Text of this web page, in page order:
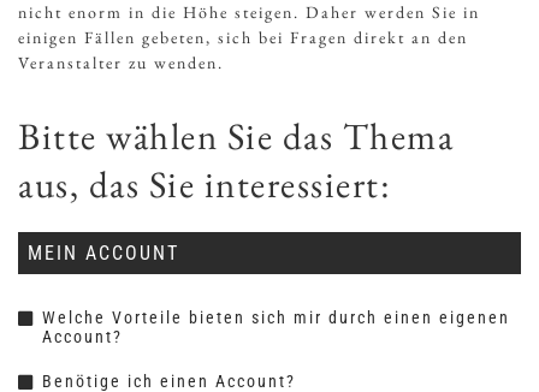
Theaterbüro / Mitarbeiter
Anfahrt & Parken
Einmietung
WARENKORB 0
nicht enorm in die Höhe steigen. Daher werden Sie in
einigen Fällen gebeten, sich bei Fragen direkt an den
Veranstalter zu wenden.
Bitte wählen Sie das Thema
aus, das Sie interessiert:
MEIN ACCOUNT
Welche Vorteile bieten sich mir durch einen eigenen
Account?
Benötige ich einen Account?